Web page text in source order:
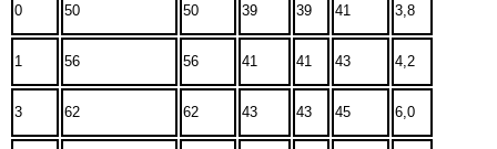
0 50 50 39 39 41 3,8
1 56 56 41 41 43 4,2
3 62 62 43 43 45 6,0